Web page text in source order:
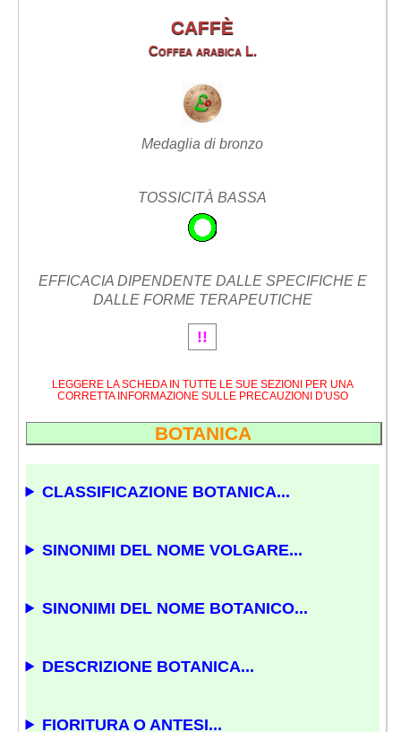
CAFFÈ
Coffea arabica L.
Medaglia di bronzo
TOSSICITÀ BASSA
EFFICACIA DIPENDENTE DALLE SPECIFICHE E
DALLE FORME TERAPEUTICHE
!!
LEGGERE LA SCHEDA IN TUTTE LE SUE SEZIONI PER UNA
CORRETTA INFORMAZIONE SULLE PRECAUZIONI D'USO
BOTANICA
CLASSIFICAZIONE BOTANICA...
SINONIMI DEL NOME VOLGARE...
SINONIMI DEL NOME BOTANICO...
DESCRIZIONE BOTANICA...
FIORITURA O ANTESI...